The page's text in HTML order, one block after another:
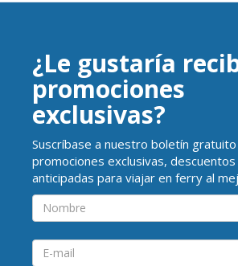
¿Le gustaría
promociones
exclusivas?
Suscríbase a nuestro boletín
promociones exclusivas,
anticipadas para viajar en ferry al